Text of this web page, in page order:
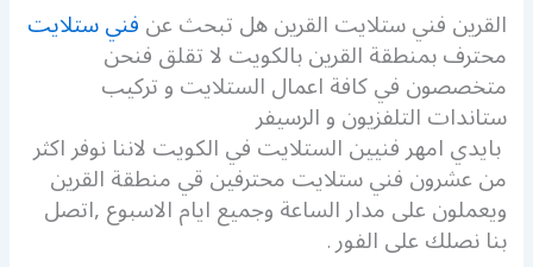
القرين فني ستلايت القرين هل تبحث عنفني ستلايت
محترف بمنطقة القرين بالكويت لا تقلق فنحن
متخصصون في كافة اعمال الستلايت و تركيب
ستاندات التلفزيون و الرسيفر
بايدي امهر فنيين الستلايت في الكويت لاننا نوفر اكثر
من عشرون فني ستلايت محترفين قي منطقة القرين
ويعملون على مدار الساعة وجميع ايام الاسبوع ,اتصل
بنا نصلك على الفور.